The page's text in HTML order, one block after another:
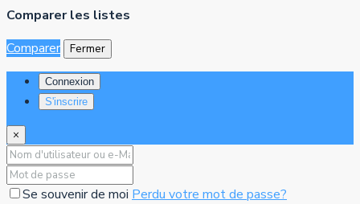
Comparer les listes
Comparer
Fermer
Connexion
S'inscrire
×
Se souvenir de moi Perdu votre mot de passe?